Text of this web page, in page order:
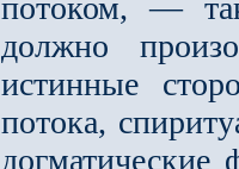
потоком, —
должно
истинные
потока,